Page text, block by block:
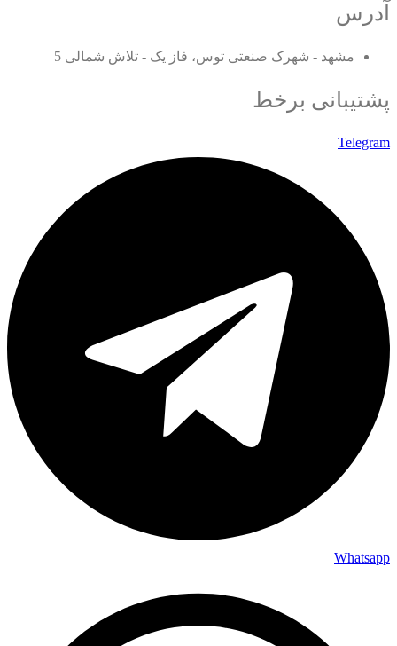
آدرس
مشهد - شهرک صنعتی توس، فاز یک - تلاش شمالی 5
پشتیبانی برخط
Telegram
Whatsapp